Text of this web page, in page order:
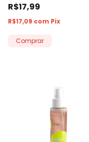
R$17,99
R$17,09 com Pix